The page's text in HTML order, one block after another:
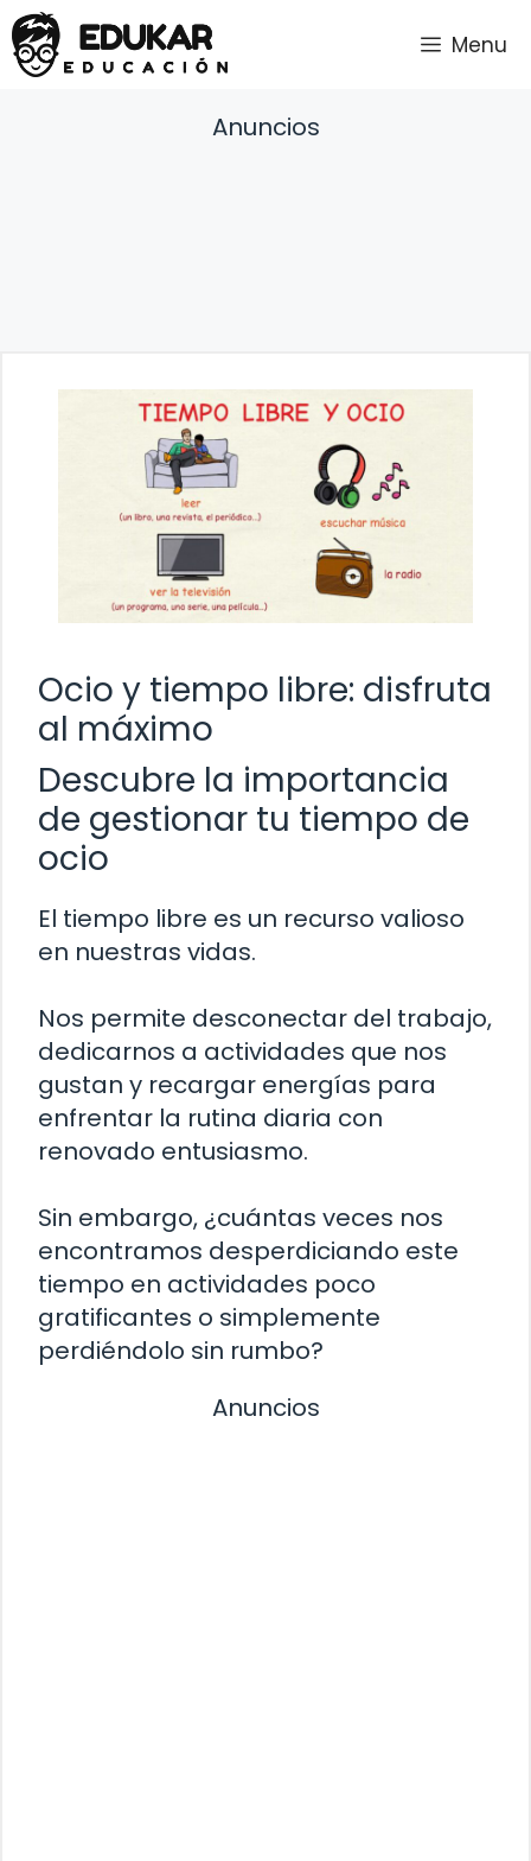
Saltar
al
contenido
Menu
Anuncios
Ocio y tiempo libre: disfruta
al máximo
Descubre la importancia
de gestionar tu tiempo de
ocio
El tiempo libre es un recurso valioso
en nuestras vidas.
Nos permite desconectar del trabajo,
dedicarnos a actividades que nos
gustan y recargar energías para
enfrentar la rutina diaria con
renovado entusiasmo.
Sin embargo, ¿cuántas veces nos
encontramos desperdiciando este
tiempo en actividades poco
gratificantes o simplemente
perdiéndolo sin rumbo?
Anuncios